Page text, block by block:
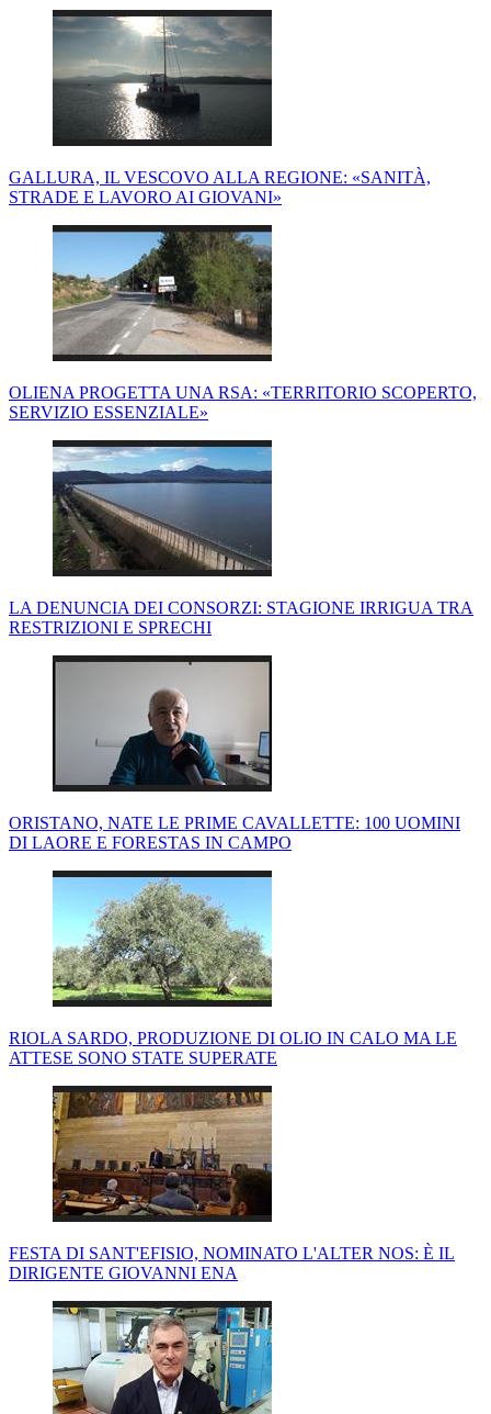
GALLURA, IL VESCOVO ALLA REGIONE: «SANITÀ,
STRADE E LAVORO AI GIOVANI»
OLIENA PROGETTA UNA RSA: «TERRITORIO SCOPERTO,
SERVIZIO ESSENZIALE»
LA DENUNCIA DEI CONSORZI: STAGIONE IRRIGUA TRA
RESTRIZIONI E SPRECHI
ORISTANO, NATE LE PRIME CAVALLETTE: 100 UOMINI
DI LAORE E FORESTAS IN CAMPO
RIOLA SARDO, PRODUZIONE DI OLIO IN CALO MA LE
ATTESE SONO STATE SUPERATE
FESTA DI SANT'EFISIO, NOMINATO L'ALTER NOS: È IL
DIRIGENTE GIOVANNI ENA